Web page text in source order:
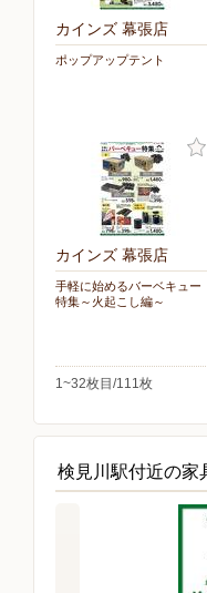
カインズ 幕張店
ポップアップテント
カインズ 幕張店
手軽に始めるバーベキュー
特集～火起こし編～
1~32枚目/111枚
検見川駅付近の家